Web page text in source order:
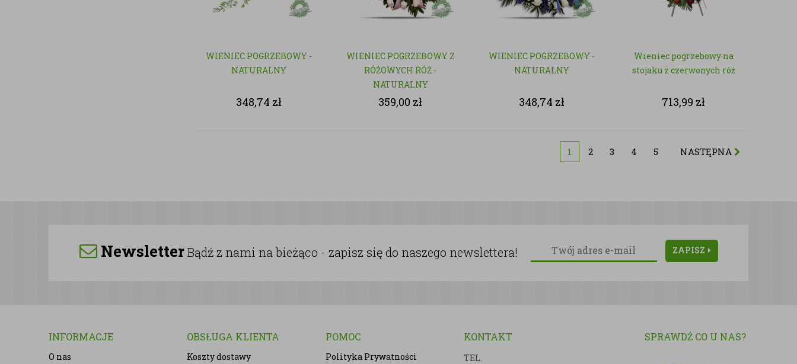
WIENIEC POGRZEBOWY -
NATURALNY
348,74 zł
WIENIEC POGRZEBOWY Z
RÓŻOWYCH RÓŻ -
NATURALNY
359,00 zł
WIENIEC POGRZEBOWY -
NATURALNY
348,74 zł
Wieniec pogrzebowy na
stojaku z czerwonych róż
713,99 zł
1 2 3 4 5 NASTĘPNA
NewsletterBądź z nami na bieżąco - zapisz się do naszego newslettera! ZAPISZ
INFORMACJE
O nas
OBSŁUGA KLIENTA
Koszty dostawy
POMOC
Polityka Prywatności
KONTAKT
TEL.
SPRAWDŹ CO U NAS?